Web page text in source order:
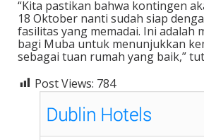
“Kita pastikan bahwa kontingen
18 Oktober nanti sudah siap
fasilitas yang memadai. Ini adalah
bagi Muba untuk menunjukkan
sebagai tuan rumah yang baik,”
Post Views: 784